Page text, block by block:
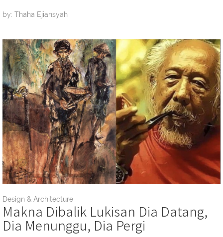
by: Thaha Ejiansyah
Design & Architecture
Makna Dibalik Lukisan Dia Datang,
Dia Menunggu, Dia Pergi